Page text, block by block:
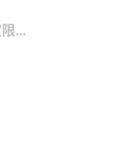
其他没有应用注册权限的解决办法